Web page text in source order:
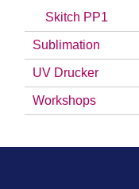
Skitch PP1
Sublimation
UV Drucker
Workshops